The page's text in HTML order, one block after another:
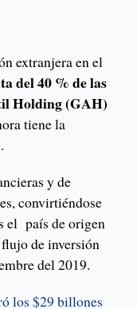
extranjera en el
del 40 % de las
Holding (GAH)
tiene la
y de
convirtiéndose
el país de origen
de inversión
del 2019.
los $29 billones